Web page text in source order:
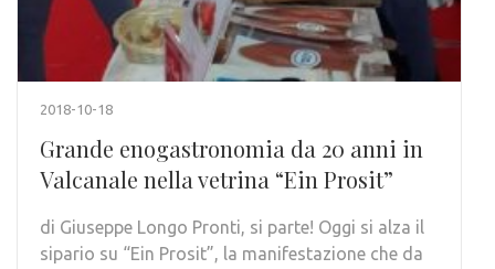
2018-10-18
Grande enogastronomia da 20 anni in
Valcanale nella vetrina “Ein Prosit”
di Giuseppe Longo Pronti, si parte! Oggi si alza il
sipario su “Ein Prosit”, la manifestazione che da